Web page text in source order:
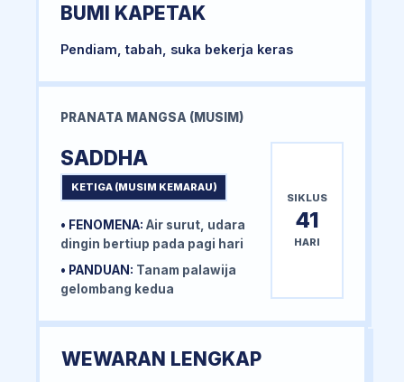
BUMI KAPETAK
Pendiam, tabah, suka bekerja keras
PRANATA MANGSA (MUSIM)
SADDHA
KETIGA (MUSIM KEMARAU)
• FENOMENA: Air surut, udara
dingin bertiup pada pagi hari
• PANDUAN: Tanam palawija
gelombang kedua
SIKLUS
41
HARI
WEWARAN LENGKAP